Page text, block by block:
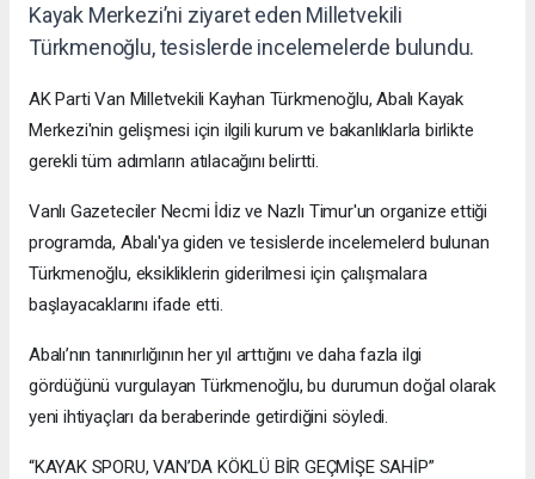
Kayak Merkezi’ni ziyaret eden Milletvekili
Türkmenoğlu, tesislerde incelemelerde bulundu.
AK Parti Van Milletvekili Kayhan Türkmenoğlu, Abalı Kayak
Merkezi'nin gelişmesi için ilgili kurum ve bakanlıklarla birlikte
gerekli tüm adımların atılacağını belirtti.
Vanlı Gazeteciler Necmi İdiz ve Nazlı Timur'un organize ettiği
programda, Abalı'ya giden ve tesislerde incelemelerd bulunan
Türkmenoğlu, eksikliklerin giderilmesi için çalışmalara
başlayacaklarını ifade etti.
Abalı’nın tanınırlığının her yıl arttığını ve daha fazla ilgi
gördüğünü vurgulayan Türkmenoğlu, bu durumun doğal olarak
yeni ihtiyaçları da beraberinde getirdiğini söyledi.
“KAYAK SPORU, VAN’DA KÖKLÜ BİR GEÇMİŞE SAHİP”